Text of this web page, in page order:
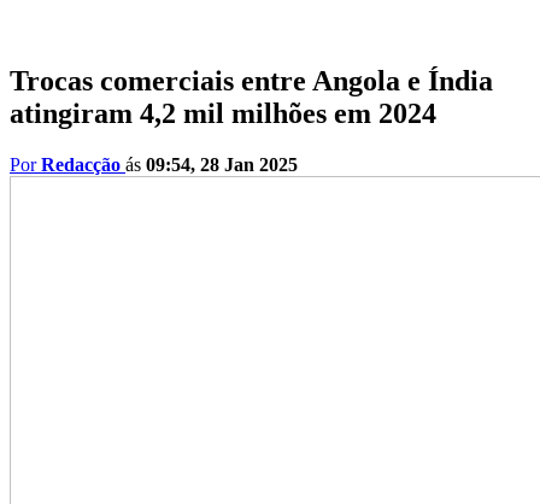
Trocas comerciais entre Angola e Índia
atingiram 4,2 mil milhões em 2024
PorRedacção ás 09:54, 28 Jan 2025